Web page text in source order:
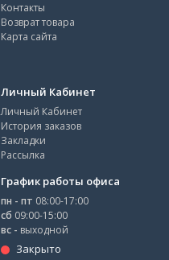
Контакты
Возврат товара
Карта сайта
Личный Кабинет
Личный Кабинет
История заказов
Закладки
Рассылка
График работы офиса
пн - пт 08:00-17:00
сб 09:00-15:00
вс - выходной
Закрыто